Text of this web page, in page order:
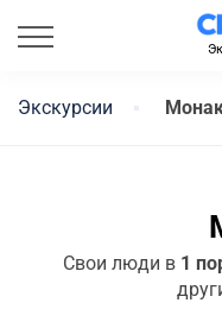
Экскурсии
Свои люди в 1